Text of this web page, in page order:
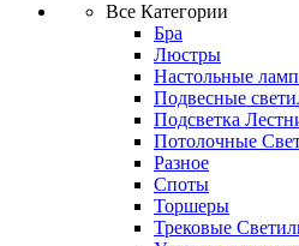
Все Категории
Бра
Люстры
Настольные
Подвесные
Подсветка
Потолочные
Разное
Споты
Торшеры
Трековые